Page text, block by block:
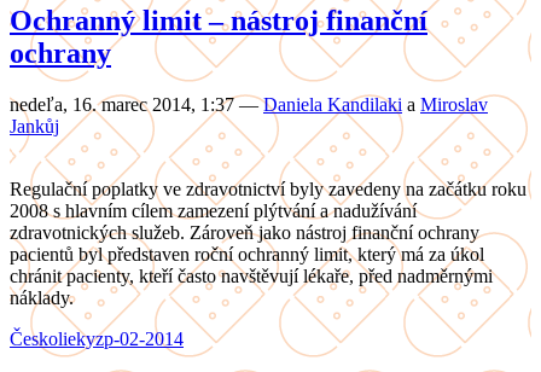
Ochranný limit – nástroj finanční
ochrany
nedeľa, 16. marec 2014, 1:37 — Daniela Kandilaki a Miroslav
Jankůj
Regulační poplatky ve zdravotnictví byly zavedeny na začátku roku
2008 s hlavním cílem zamezení plýtvání a nadužívání
zdravotnických služeb. Zároveň jako nástroj finanční ochrany
pacientů byl představen roční ochranný limit, který má za úkol
chránit pacienty, kteří často navštěvují lékaře, před nadměrnými
náklady.
Českoliekyzp-02-2014